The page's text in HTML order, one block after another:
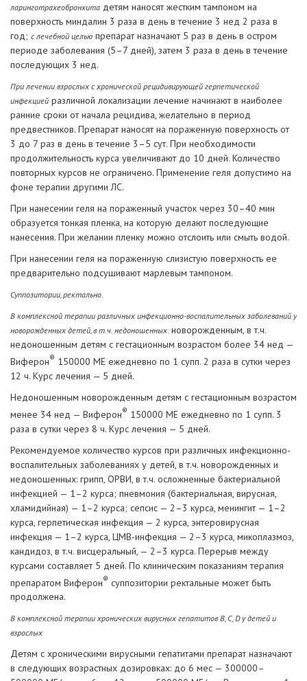
ларинготрахеобронхита детям наносят жестким тампоном на
поверхность миндалин 3 раза в день в течение 3 нед 2 раза в
год; с лечебной целью препарат назначают 5 раз в день в остром
периоде заболевания (5–7 дней), затем 3 раза в день в течение
последующих 3 нед.
При лечении взрослых с хронической рецидивирующей герпетической
инфекцией различной локализации лечение начинают в наиболее
ранние сроки от начала рецидива, желательно в период
предвестников. Препарат наносят на пораженную поверхность от
3 до 7 раз в день в течение 3–5 сут. При необходимости
продолжительность курса увеличивают до 10 дней. Количество
повторных курсов не ограничено. Применение геля допустимо на
фоне терапии другими ЛС.
При нанесении геля на пораженный участок через 30–40 мин
образуется тонкая пленка, на которую делают последующие
нанесения. При желании пленку можно отслоить или смыть водой.
При нанесении геля на пораженную слизистую поверхность ее
предварительно подсушивают марлевым тампоном.
Суппозитории, ректально.
В комплексной терапии различных инфекционно-воспалительных заболеваний у
новорожденных детей, в т.ч. недоношенных:новорожденным, в т.ч.
недоношенным детям с гестационным возрастом более 34 нед —
Виферон® 150000 МЕ ежедневно по 1 супп. 2 раза в сутки через
12 ч. Курс лечения — 5 дней.
Недоношенным новорожденным детям с гестационным возрастом
менее 34 нед — Виферон® 150000 МЕ ежедневно по 1 супп. 3
раза в сутки через 8 ч. Курс лечения — 5 дней.
Рекомендуемое количество курсов при различных инфекционно-
воспалительных заболеваниях у детей, в т.ч. новорожденных и
недоношенных: грипп, ОРВИ, в т.ч. осложненные бактериальной
инфекцией — 1–2 курса; пневмония (бактериальная, вирусная,
хламидийная) — 1–2 курса; сепсис — 2–3 курса, менингит — 1–2
курса, герпетическая инфекция — 2 курса, энтеровирусная
инфекция — 1–2 курса, ЦМВ-инфекция — 2–3 курса, микоплазмоз,
кандидоз, в т.ч. висцеральный, — 2–3 курса. Перерыв между
курсами составляет 5 дней. По клиническим показаниям терапия
препаратом Виферон® суппозитории ректальные может быть
продолжена.
В комплексной терапии хронических вирусных гепатитов В, С, D у детей и
взрослых
Детям с хроническими вирусными гепатитами препарат назначают
в следующих возрастных дозировках: до 6 мес — 300000–